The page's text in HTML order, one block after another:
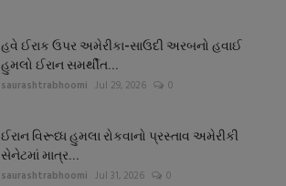
હવે ઈરાક ઉપર અમેરીકા-સાઉદી અરબનો હવાઈ
હુમલો ઈરાન સમર્થીત...
saurashtrabhoomi Jul 29, 2026 0
ઈરાન વિરૂધ્ધ હુમલા રોકવાનો પ્રસ્તાવ અમેરીકી
સેનેટમાં માત્ર...
saurashtrabhoomi Jul 31, 2026 0